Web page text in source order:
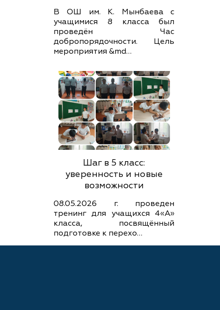
В ОШ им. К. Мынбаева с
учащимися 8 класса был
проведён Час
добропорядочности. Цель
мероприятия &md…
Шаг в 5 класс:
уверенность и новые
возможности
08.05.2026 г. проведен
тренинг для учащихся 4«А»
класса, посвящённый
подготовке к перехо…